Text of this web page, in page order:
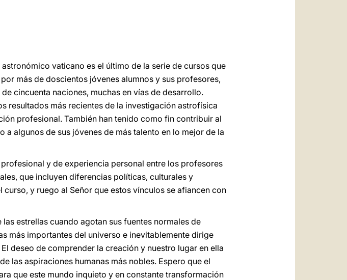
vaticano es el último de la serie de cursos que
más de doscientos jóvenes alumnos y sus profesores,
cincuenta naciones, muchas en vías de desarrollo.
resultados más recientes de la investigación astrofísica
profesional. También han tenido como fin contribuir al
algunos de sus jóvenes de más talento en lo mejor de la
y de experiencia personal entre los profesores
que incluyen diferencias políticas, culturales y
y ruego al Señor que estos vínculos se afiancen con
estrellas cuando agotan sus fuentes normales de
más importantes del universo e inevitablemente dirige
deseo de comprender la creación y nuestro lugar en ella
las aspiraciones humanas más nobles. Espero que el
que este mundo inquieto y en constante transformación